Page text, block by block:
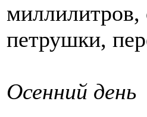
миллилитров,
петрушки,
Осенний день